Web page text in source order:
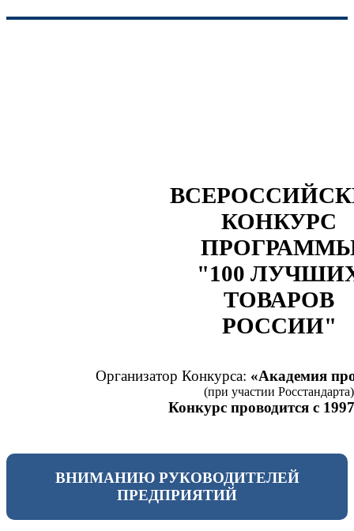
КОНКУРС
"100
ТОВАРОВ
РОССИИ"
Организатор Конкурса: «Академия
(при участии Росстандарта)
Конкурс проводится с
ВНИМАНИЮ РУКОВОДИТЕЛЕЙ
ПРЕДПРИЯТИЙ